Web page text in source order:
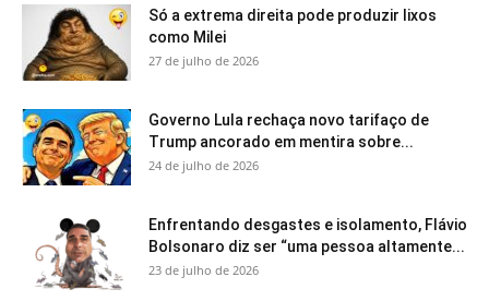
Só a extrema direita pode produzir lixos
como Milei
27 de julho de 2026
Governo Lula rechaça novo tarifaço de
Trump ancorado em mentira sobre...
24 de julho de 2026
Enfrentando desgastes e isolamento, Flávio
Bolsonaro diz ser “uma pessoa altamente...
23 de julho de 2026